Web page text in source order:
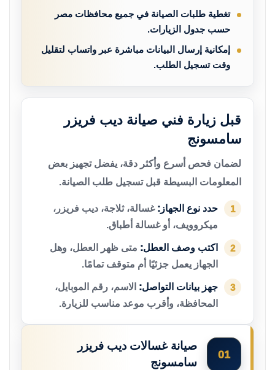
تغطية طلبات الصيانة في جميع محافظات مصر
حسب جدول الزيارات.
إمكانية إرسال البيانات مباشرة عبر واتساب لتقليل
وقت تسجيل الطلب.
قبل زيارة فني صيانة ديب فريزر
سامسونج
لضمان فحص أسرع وأكثر دقة، يفضل تجهيز بعض
المعلومات البسيطة قبل تسجيل طلب الصيانة.
1 حدد نوع الجهاز: غسالة، ثلاجة، ديب فريزر،
ميكروويف، أو غسالة أطباق.
2 اكتب وصف العطل: متى ظهر العطل، وهل
الجهاز يعمل جزئيًا أم متوقف تمامًا.
3 جهز بيانات التواصل: الاسم، رقم الموبايل،
المحافظة، وأقرب موعد مناسب للزيارة.
01
صيانة غسالات ديب فريزر
سامسونج